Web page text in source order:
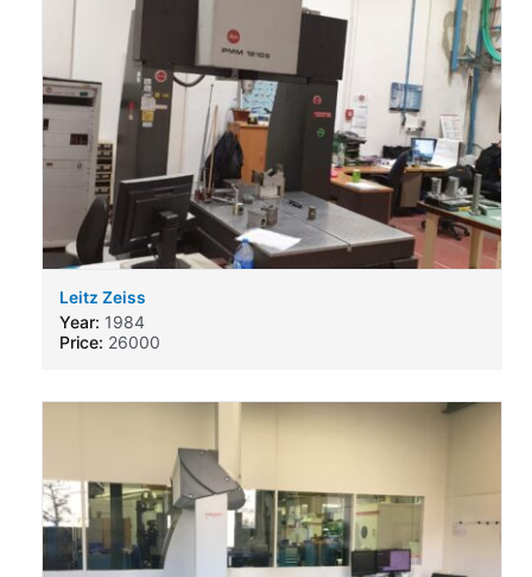
Leitz Zeiss
Year: 1984
Price: 26000